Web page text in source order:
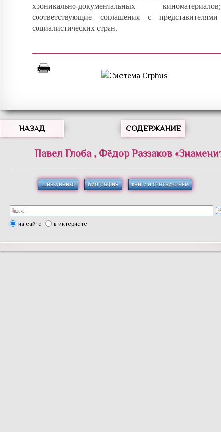
хроникально-документальных
соответствующие соглашения с
социалистических стран.
НАЗАД СОДЕРЖАНИЕ
Павел Глоба , Фёдор Раззаков«
Шевкуненко биография книги и статьи о нём
на сайте в интернете